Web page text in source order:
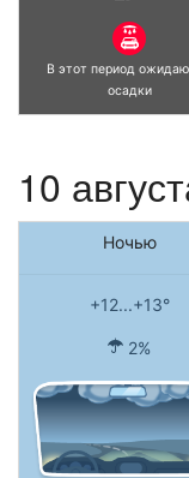
В этот период
осадки
10
Ночью
+12...+13°
2%